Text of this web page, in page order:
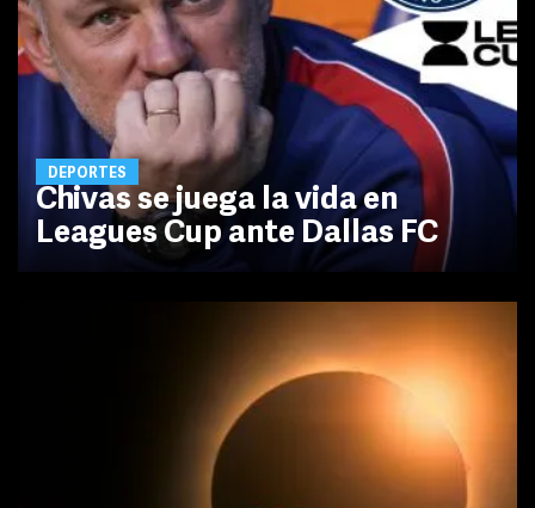
DEPORTES
Chivas se juega la vida en
Leagues Cup ante Dallas FC